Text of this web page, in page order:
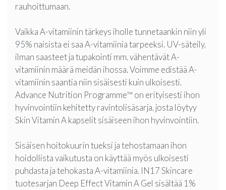
rauhoittumaan.
Vaikka A-vitamiinin tärkeys iholle tunnetaankin niin yli
95% naisista ei saa A-vitamiinia tarpeeksi. UV-säteily,
ilman saasteet ja tupakointi mm. vähentävät A-
vitamiinin määrä meidän ihossa. Voimme edistää A-
vitamiinin saantia niin sisäisesti kuin ulkoisesti.
Advance Nutrition Programme™ on erityisesti ihon
hyvinvointiin kehitetty ravintolisäsarja, josta löytyy
Skin Vitamin A kapselit sisäiseen ihon hyvinvointiin.
Sisäisen hoitokuurin tueksi ja tehostamaan ihon
hoidollista vaikutusta on käyttää myös ulkoisesti
puhdasta ja tehokasta A-vitamiinia. IN17 Skincare
tuotesarjan Deep Effect Vitamin A Gel sisältää 1%